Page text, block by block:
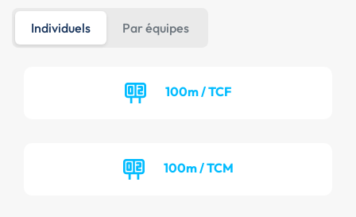
Individuels Par équipes
100m / TCF
100m / TCM